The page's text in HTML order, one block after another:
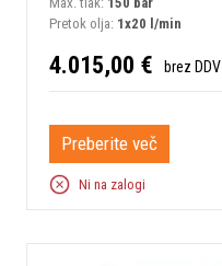
Pretok olja: 1x20 l/min
4.015,00 € brez DDV
Preberite več
Ni na zalogi